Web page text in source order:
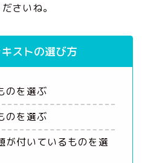
さいね。
ストの選び方
のを選ぶ
のを選ぶ
が付いているものを選